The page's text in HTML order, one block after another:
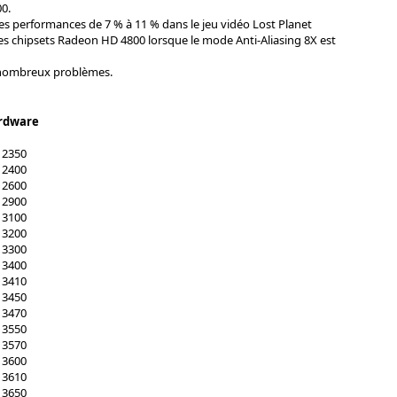
performances de 7 % à 11 % dans le jeu vidéo Lost Planet
chipsets Radeon HD 4800 lorsque le mode Anti-Aliasing 8X est
problèmes.